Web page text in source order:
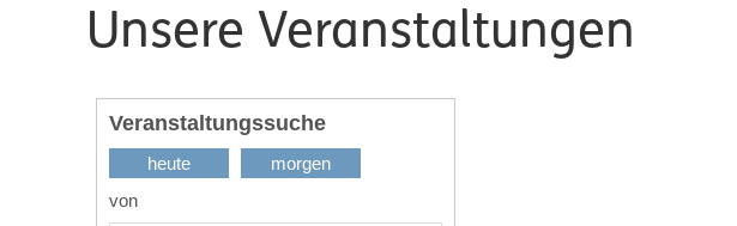
Unsere Veranstaltungen